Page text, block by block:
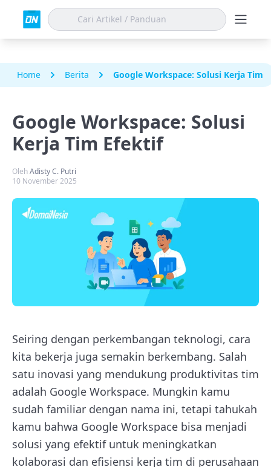
Home Berita Google Workspace: Solusi Kerja Tim
Google Workspace: Solusi
Kerja Tim Efektif
OlehAdisty C. Putri
10 November 2025
Seiring dengan perkembangan teknologi, cara
kita bekerja juga semakin berkembang. Salah
satu inovasi yang mendukung produktivitas tim
adalah Google Workspace. Mungkin kamu
sudah familiar dengan nama ini, tetapi tahukah
kamu bahwa Google Workspace bisa menjadi
solusi yang efektif untuk meningkatkan
kolaborasi dan efisiensi kerja tim di perusahaan